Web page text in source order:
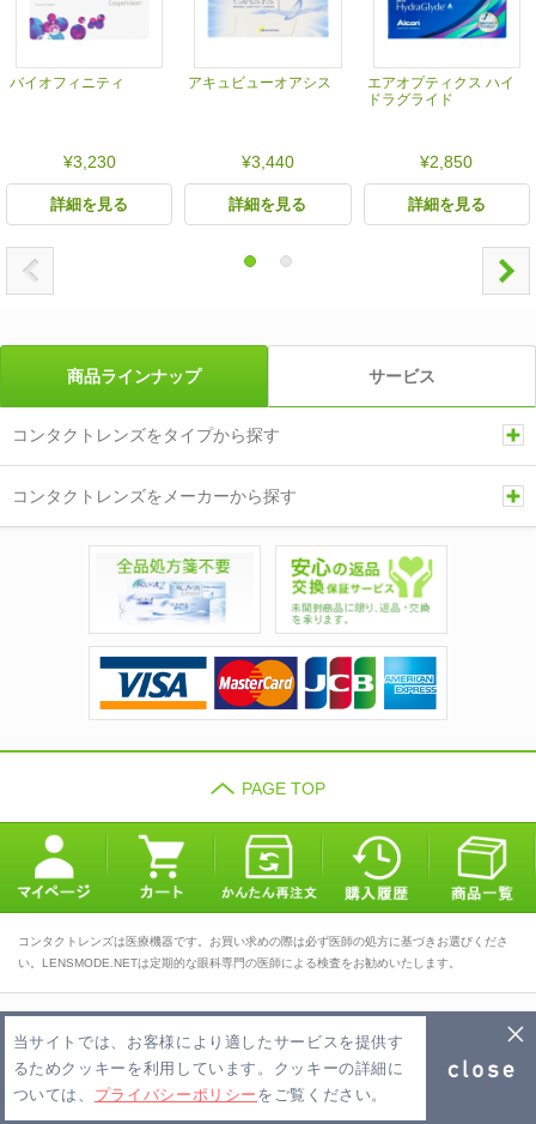
バイオフィニティ
¥3,230
詳細を見る
アキュビューオアシス
¥3,440
詳細を見る
エアオプティクス ハイ
ドラグライド
¥2,850
詳細を見る
商品ラインナップ
コンタクトレンズをタイプから探す
コンタクトレンズをメーカーから探す
サービス
PAGE TOP
コンタクトレンズは医療機器です。お買い求めの際は必ず医師の処方に基づきお選びくださ
い。LENSMODE.NETは定期的な眼科専門の医師による検査をお勧めいたします。
TOP 会社概要
利用規約
プライバシーポリシー
お問い合わせ FAQ
Copyright 2026 LENSMODE.NET PTE,LTD. All Rights Reserved.
当サイトでは、お客様により適したサービスを提供す
るためクッキーを利用しています。クッキーの詳細に
ついては、 プライバシーポリシー をご覧ください。